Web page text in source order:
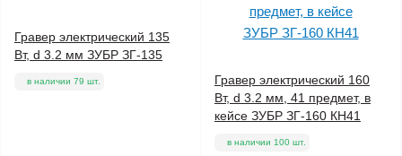
Гравер электрический 135
Вт, d 3.2 мм ЗУБР ЗГ-135
в наличии 79 шт.
Гравер электрический 160
Вт, d 3.2 мм, 41 предмет, в
кейсе ЗУБР ЗГ-160 КН41
в наличии 100 шт.